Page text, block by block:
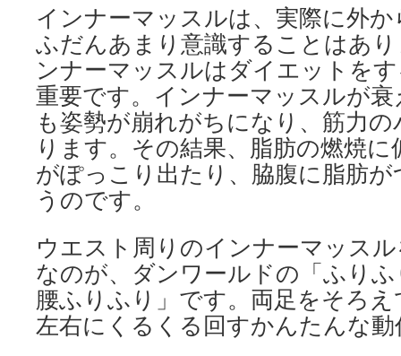
インナーマッスルは、実際に外
ふだんあまり意識することはあ
ンナーマッスルはダイエットを
重要です。インナーマッスルが
も姿勢が崩れがちになり、筋力
ります。その結果、脂肪の燃焼
がぽっこり出たり、脇腹に脂肪
うのです。
ウエスト周りのインナーマッス
なのが、ダンワールドの「ふり
腰ふりふり」です。両足をそろ
左右にくるくる回すかんたんな